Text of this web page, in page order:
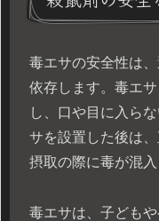
毒エサの安全性は
依存します。毒エ
し、口や目に入ら
サを設置した後は
摂取の際に毒が混入
毒エサは、子ども